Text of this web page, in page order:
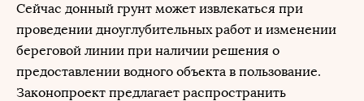
Сейчас донный грунт может извлекаться при
проведении дноуглубительных работ и изменении
береговой линии при наличии решения о
предоставлении водного объекта в пользование.
Законопроект предлагает распространить